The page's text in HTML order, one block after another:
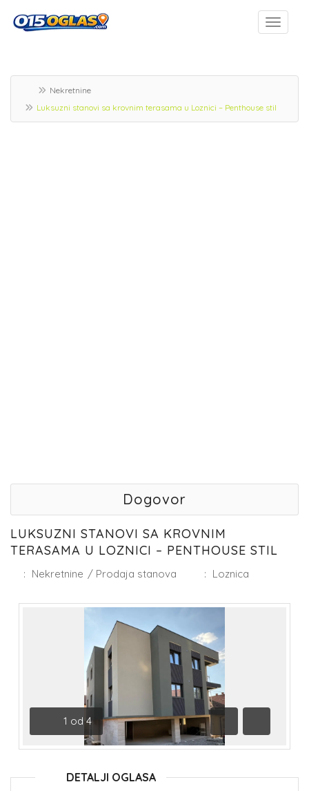
Nekretnine
Luksuzni stanovi sa krovnim terasama u Loznici – Penthouse stil
Dogovor
LUKSUZNI STANOVI SA KROVNIM
TERASAMA U LOZNICI – PENTHOUSE STIL
: Nekretnine / Prodaja stanova : Loznica
1 od 4
Prethodna
Sledeća
DETALJI OGLASA